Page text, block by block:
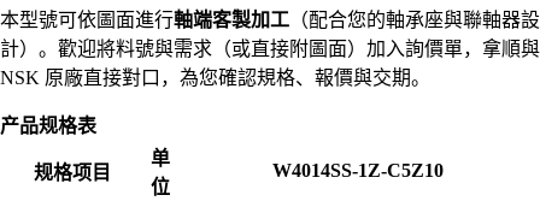
本型號可依圖面進行軸端客製加工 （配合您的軸承座與聯軸器設
計）。歡迎將料號與需求（或直接附圖面）加入詢價單，拿順與
NSK 原廠直接對口，為您確認規格、報價與交期。
产品规格表
规格项目
单
位
W4014SS-1Z-C5Z10